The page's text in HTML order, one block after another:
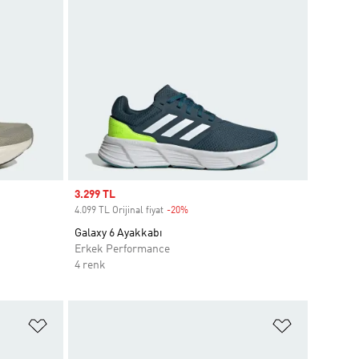
Sale price
3.299 TL
4.099 TL Orijinal fiyat -20%Discount
Galaxy 6 Ayakkabı
Erkek Performance
4 renk